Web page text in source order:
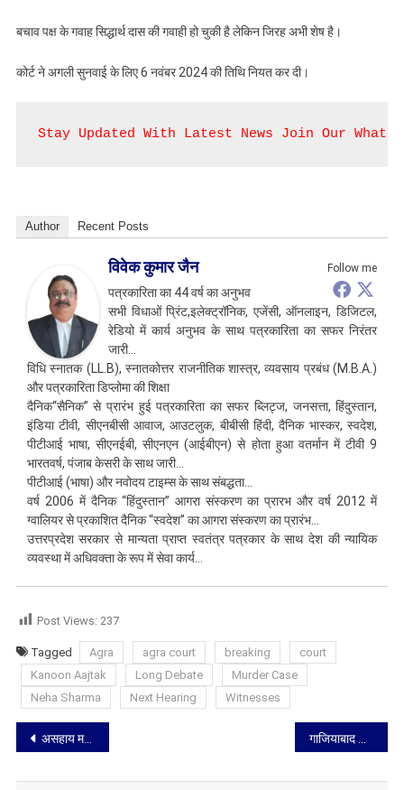
बचाव पक्ष के गवाह सिद्धार्थ दास की गवाही हो चुकी है लेकिन जिरह अभी शेष है।
कोर्ट ने अगली सुनवाई के लिए 6 नवंबर 2024 की तिथि नियत कर दी।
Stay Updated With Latest News Join Our
Author Recent Posts
Follow me
विवेक कुमार जैन
पत्रकारिता का 44 वर्ष का अनुभव
सभी विधाओं प्रिंट,इलेक्ट्रॉनिक, एजेंसी, ऑनलाइन, डिजिटल,
रेडियो में कार्य अनुभव के साथ पत्रकारिता का सफर निरंतर
जारी…
विधि स्नातक (LL.B), स्नातकोत्तर राजनीतिक शास्त्र, व्यवसाय प्रबंध (M.B.A.)
और पत्रकारिता डिप्लोमा की शिक्षा
दैनिक“सैनिक” से प्रारंभ हुई पत्रकारिता का सफर ब्लिट्ज, जनसत्ता, हिंदुस्तान,
इंडिया टीवी, सीएनबीसी आवाज, आउटलुक, बीबीसी हिंदी, दैनिक भास्कर, स्वदेश,
पीटीआई भाषा, सीएनईबी, सीएनएन (आईबीएन) से होता हुआ वतर्मान में टीवी 9
भारतवर्ष, पंजाब केसरी के साथ जारी…
पीटीआई (भाषा) और नवोदय टाइम्स के साथ संबद्धता…
वर्ष 2006 में दैनिक “हिंदुस्तान” आगरा संस्करण का प्रारभ और वर्ष 2012 में
ग्वालियर से प्रकाशित दैनिक “स्वदेश” का आगरा संस्करण का प्रारंभ…
उत्तरप्रदेश सरकार से मान्यता प्राप्त स्वतंत्र पत्रकार के साथ देश की न्यायिक
व्यवस्था में अधिवक्ता के रूप में सेवा कार्य…
Post Views: 237
Tagged Agra agra court breaking
court
Kanoon Aajtak
Long Debate
Murder Case
Neha Sharma
Next Hearing Witnesses
Post
navigation
असहाय महिला का सहारा बना आगरा का उपभोक्ता आयोग प्रथम